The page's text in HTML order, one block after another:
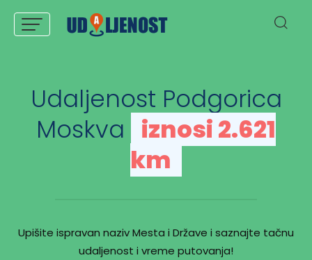
Udaljenost Podgorica
Moskva iznosi 2.621
km
Upišite ispravan naziv Mesta i Države i saznajte tačnu
udaljenost i vreme putovanja!